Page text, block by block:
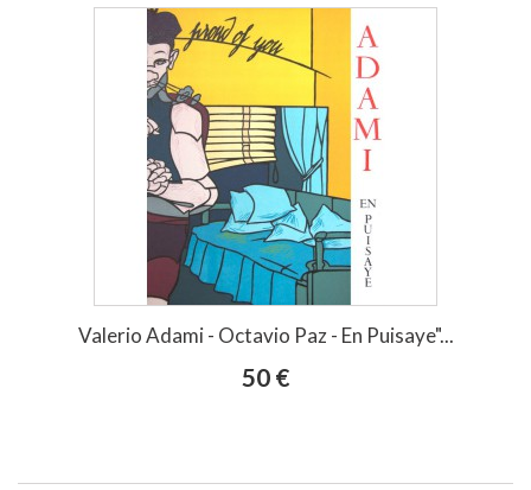
Valerio Adami - Octavio Paz - En Puisaye"...
50 €